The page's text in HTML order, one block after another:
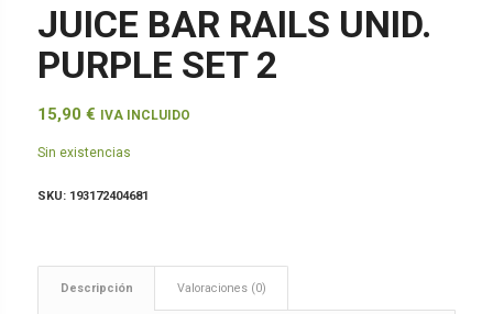
JUICE BAR RAILS UNID.
PURPLE SET 2
15,90 € IVA INCLUIDO
Sin existencias
SKU: 193172404681
Descripción Valoraciones (0)